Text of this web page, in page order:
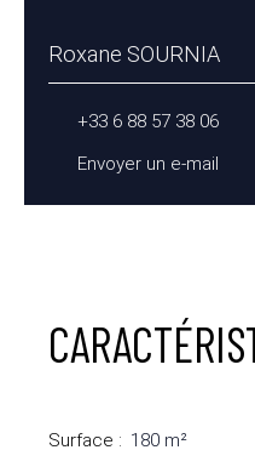
Roxane SOURNIA
+33 6 88 57 38 06
Envoyer un e-mail
Surface : 180 m²